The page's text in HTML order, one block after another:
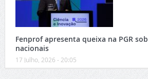
Fenprof apresenta queixa na PGR
nacionais
17 Julho, 2026 - 20:05